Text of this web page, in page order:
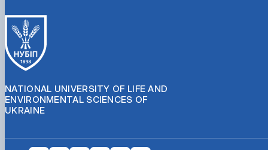
NATIONAL UNIVERSITY OF LIFE AND
ENVIRONMENTAL SCIENCES OF
UKRAINE